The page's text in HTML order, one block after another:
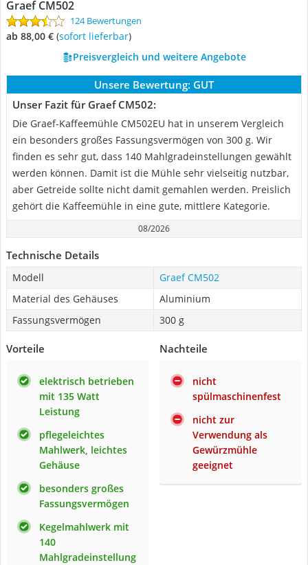
Graef CM502
124 Bewertungen
ab 88,00 € ( Sofort lieferbar)
Preisvergleich und weitere Angebote
Unsere Bewertung: GUT
Unser Fazit für Graef CM502:
Die Graef-Kaffeemühle CM502EU hat in unserem Vergleich
ein besonders großes Fassungsvermögen von 300 g. Wir
finden es sehr gut, dass 140 Mahlgradeinstellungen gewählt
werden können. Damit ist die Mühle sehr vielseitig nutzbar,
aber Getreide sollte nicht damit gemahlen werden. Preislich
gehört die Kaffeemühle in eine gute, mittlere Kategorie.
08/2026
Technische Details
Modell
Graef CM502
Material des Gehäuses
Aluminium
Fassungsvermögen
300 g
Vorteile
elektrisch betrieben
mit 135 Watt
Leistung
pflegeleichtes
Mahlwerk, leichtes
Gehäuse
besonders großes
Fassungsvermögen
Kegelmahlwerk mit
140
Mahlgradeinstellung
Nachteile
nicht
spülmaschinenfest
nicht zur
Verwendung als
Gewürzmühle
geeignet